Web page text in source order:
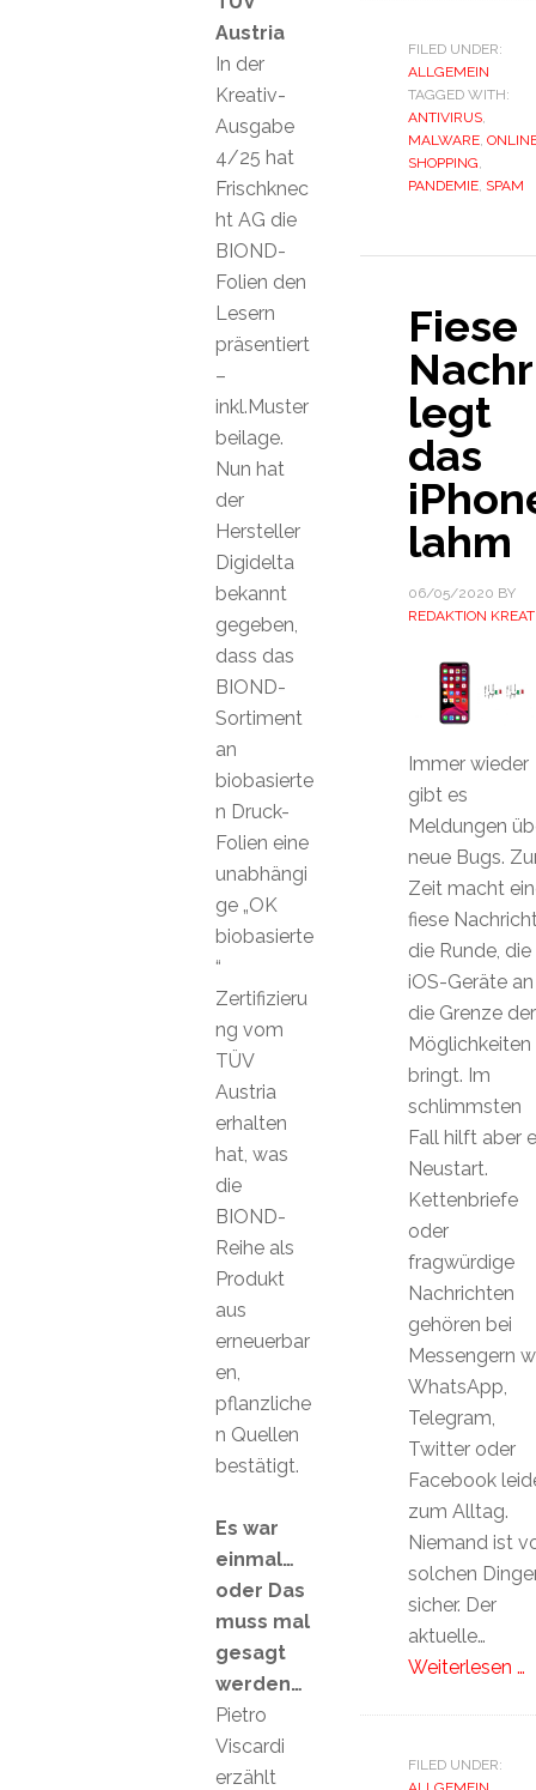
FILED UNDER:
ALLGEMEIN
TAGGED WITH:
ANTIVIRUS,
MALWARE,
SHOPPING
PANDEMIE, SPAM
Fiese
legt
das
lahm
06/05/2020 BY
REDAKTION
Immer wieder
gibt es
Meldungen
neue Bugs.
Zeit macht
fiese
die Runde, die
iOS-Geräte an
die Grenze der
Möglichkeiten
bringt. Im
schlimmsten
Fall hilft aber
Neustart.
Kettenbriefe
oder
fragwürdige
Nachrichten
gehören bei
Messengern
WhatsApp,
Telegram,
Twitter oder
Facebook
zum Alltag.
Niemand ist
solchen
sicher. Der
aktuelle…
Weiterlesen …
FILED UNDER:
Austria
In der
Kreativ-
Ausgabe
4/25 hat
Frischknec
ht AG die
BIOND-
Folien den
Lesern
präsentiert
–
inkl.Muster
beilage.
Nun hat
der
Hersteller
Digidelta
bekannt
gegeben,
dass das
BIOND-
Sortiment
an
biobasierte
n Druck-
Folien eine
unabhängi
ge „OK
biobasierte
“
Zertifizieru
ng vom
TÜV
Austria
erhalten
hat, was
die
BIOND-
Reihe als
Produkt
aus
erneuerbar
en,
pflanzliche
n Quellen
bestätigt.
Es war
einmal…
oder Das
muss mal
gesagt
werden…
Pietro
Viscardi
erzählt